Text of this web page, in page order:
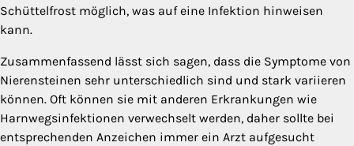
Schüttelfrost möglich, was auf eine Infektion hinweisen
kann.
Zusammenfassend lässt sich sagen, dass die Symptome von
Nierensteinen sehr unterschiedlich sind und stark variieren
können. Oft können sie mit anderen Erkrankungen wie
Harnwegsinfektionen verwechselt werden, daher sollte bei
entsprechenden Anzeichen immer ein Arzt aufgesucht